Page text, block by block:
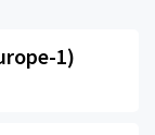
1)